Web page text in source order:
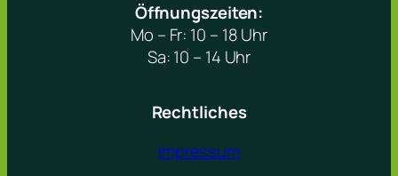
Öffnungszeiten:
Mo – Fr: 10 – 18 Uhr
Sa: 10 – 14 Uhr
Rechtliches
Impressum